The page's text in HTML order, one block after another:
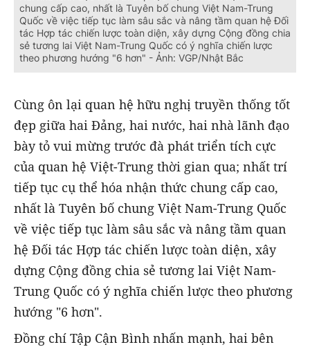
chung cấp cao, nhất là Tuyên bố chung Việt Nam-Trung
Quốc về việc tiếp tục làm sâu sắc và nâng tầm quan hệ Đối
tác Hợp tác chiến lược toàn diện, xây dựng Cộng đồng chia
sẻ tương lai Việt Nam-Trung Quốc có ý nghĩa chiến lược
theo phương hướng "6 hơn" - Ảnh: VGP/Nhật Bắc
Cùng ôn lại quan hệ hữu nghị truyền thống tốt
đẹp giữa hai Đảng, hai nước, hai nhà lãnh đạo
bày tỏ vui mừng trước đà phát triển tích cực
của quan hệ Việt-Trung thời gian qua; nhất trí
tiếp tục cụ thể hóa nhận thức chung cấp cao,
nhất là Tuyên bố chung Việt Nam-Trung Quốc
về việc tiếp tục làm sâu sắc và nâng tầm quan
hệ Đối tác Hợp tác chiến lược toàn diện, xây
dựng Cộng đồng chia sẻ tương lai Việt Nam-
Trung Quốc có ý nghĩa chiến lược theo phương
hướng "6 hơn".
Đồng chí Tập Cận Bình nhấn mạnh, hai bên